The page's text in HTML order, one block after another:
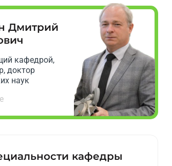
Дмитрий
кафедрой,
доктор
наук
кафедры